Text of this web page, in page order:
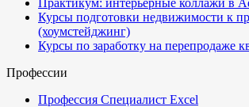
Практикум: интерьерные коллажи в
Курсы подготовки недвижимости к
(хоумстейджинг)
Курсы по заработку на перепродаже
Профессии
Профессия Специалист Excel